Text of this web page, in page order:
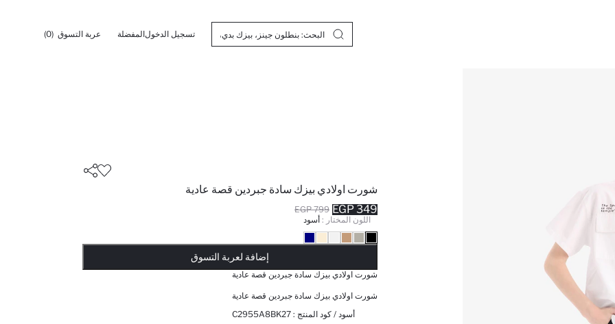
تسجيل الدخولالمفضلة عربة التسوق (0)
شورت اولادي بيزك سادة جبردين قصة عادية
799 EGP 349 EGP
اللون المختار : أسود
إضافة لعربة التسوق
نفذت الكمية ... إخبارعندما يكون في المخزن
شورت اولادي بيزك سادة جبردين قصة عادية
شورت اولادي بيزك سادة جبردين قصة عادية
أسود / كود المنتج : C2955A8BK27